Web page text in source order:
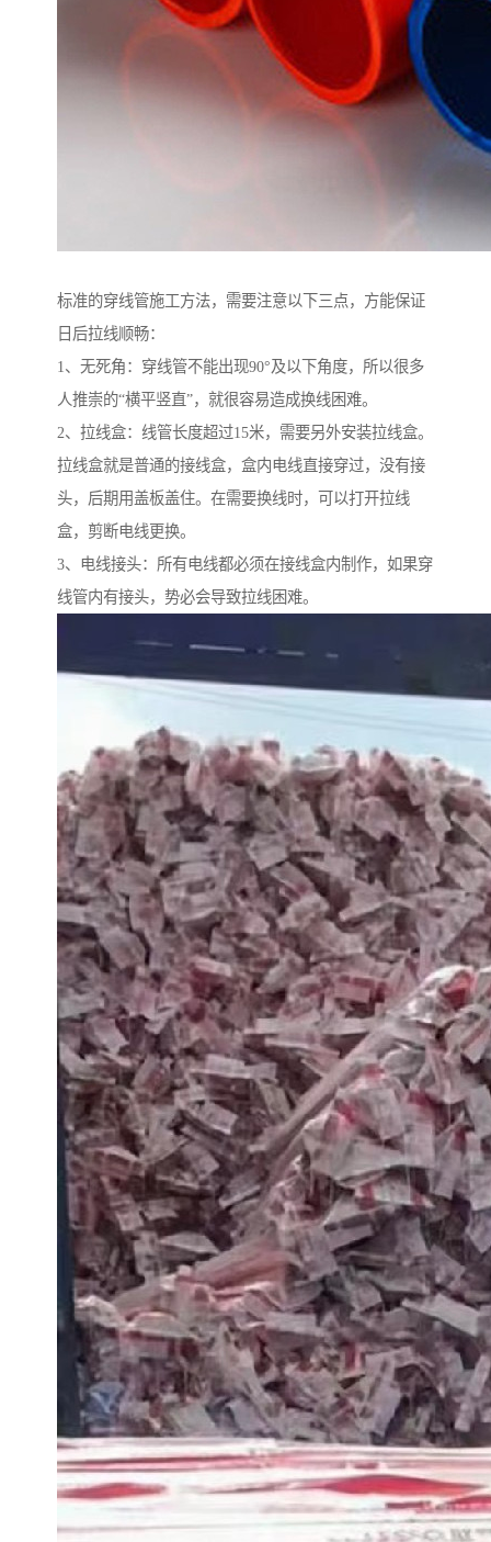
标准的穿线管施工方法，需要注意以下三点，方能保证
日后拉线顺畅：
1、无死角：穿线管不能出现90°及以下角度，所以很多
人推崇的“横平竖直”，就很容易造成换线困难。
2、拉线盒：线管长度超过15米，需要另外安装拉线盒。
拉线盒就是普通的接线盒，盒内电线直接穿过，没有接
头，后期用盖板盖住。在需要换线时，可以打开拉线
盒，剪断电线更换。
3、电线接头：所有电线都必须在接线盒内制作，如果穿
线管内有接头，势必会导致拉线困难。